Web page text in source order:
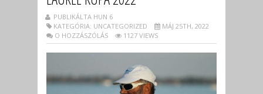
PUBLIKÁLTA HUN 6
KATEGÓRIA: UNCATEGORIZED
MÁJ 25TH, 2022
O HOZZÁSZÓLÁS
1127 VIEWS